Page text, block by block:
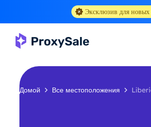
Эксклюзив для новых
Домой Все местоположения